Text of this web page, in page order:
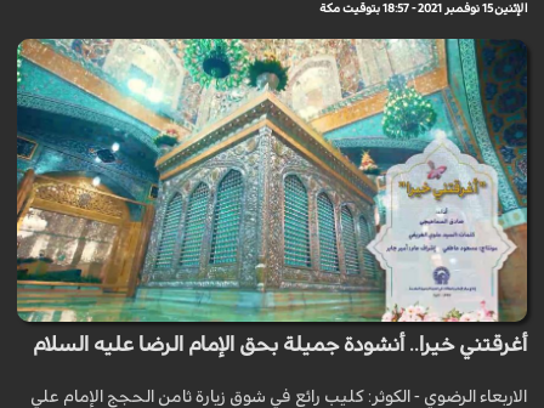
الإثنين 15 نوفمبر 2021 - 18:57 بتوقيت مكة
أغرقتني خيرا.. أنشودة جميلة بحق الإمام الرضا عليه السلام
الاربعاء الرضوي - الكوثر: كليب رائع في شوق زيارة ثامن الحجج الإمام علي